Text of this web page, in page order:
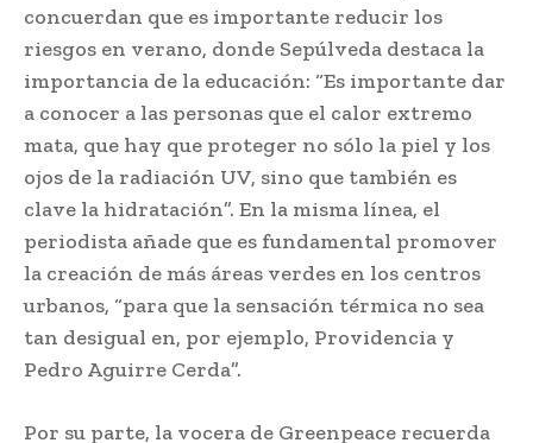
concuerdan que es importante reducir los
riesgos en verano, donde Sepúlveda destaca la
importancia de la educación: “Es importante dar
a conocer a las personas que el calor extremo
mata, que hay que proteger no sólo la piel y los
ojos de la radiación UV, sino que también es
clave la hidratación”. En la misma línea, el
periodista añade que es fundamental promover
la creación de más áreas verdes en los centros
urbanos, “para que la sensación térmica no sea
tan desigual en, por ejemplo, Providencia y
Pedro Aguirre Cerda”.
Por su parte, la vocera de Greenpeace recuerda